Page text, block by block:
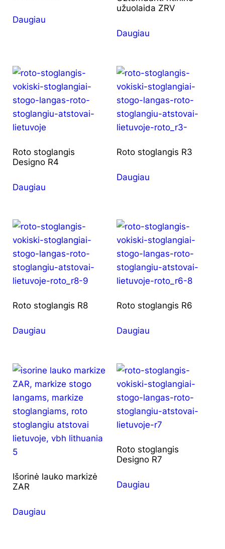
Daugiau
užuolaida ZRV
Daugiau
Roto stoglangis
Designo R4
Daugiau
Roto stoglangis R3
Daugiau
Roto stoglangis R8
Daugiau
Roto stoglangis R6
Daugiau
Išorinė lauko markizė
ZAR
Daugiau
Roto stoglangis
Designo R7
Daugiau